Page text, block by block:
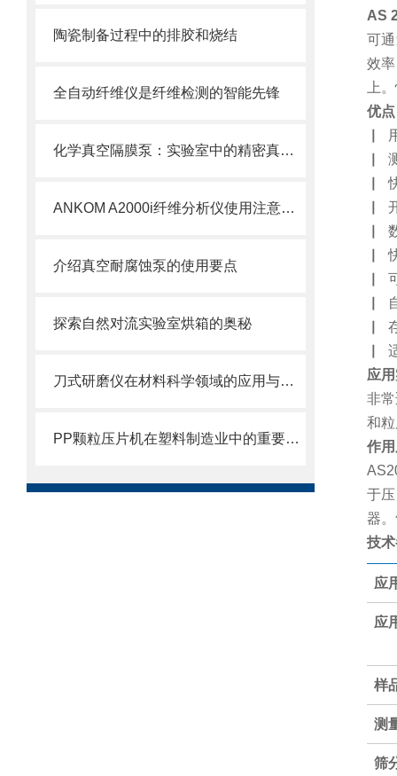
陶瓷制备过程中的排胶和烧结
全自动纤维仪是纤维检测的智能先锋
化学真空隔膜泵：实验室中的精密真空解决方案
ANKOM A2000i纤维分析仪使用注意事项
介绍真空耐腐蚀泵的使用要点
探索自然对流实验室烘箱的奥秘
刀式研磨仪在材料科学领域的应用与未来发展
PP颗粒压片机在塑料制造业中的重要作用
AS
可
效
上
优
应
非
和
作
于
器
技
应
应
样
测
筛